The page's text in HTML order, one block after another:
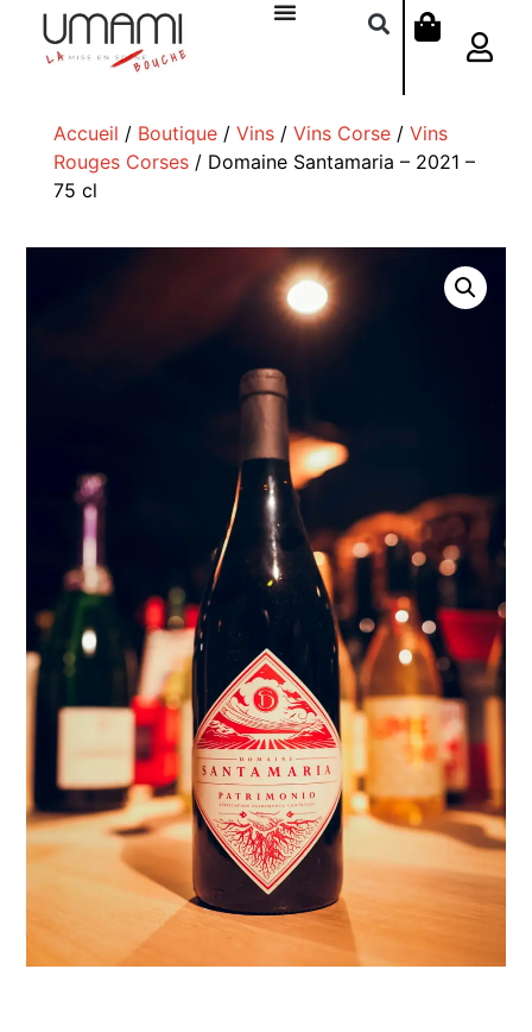
Accueil / Boutique/ Vins/ Vins Corse/ Vins
Rouges Corses/ Domaine Santamaria – 2021 –
75 cl